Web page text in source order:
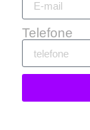
Telefone